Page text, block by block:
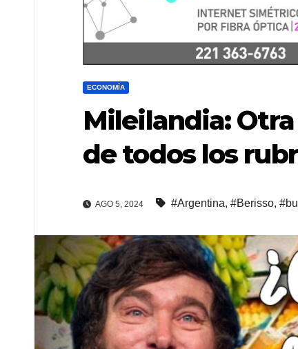
ECONOMÍA
Mileilandia:
de todos los
AGO 5, 2024 #Argentina, #Berisso,